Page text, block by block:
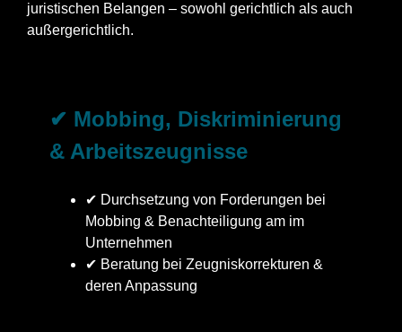
juristischen Belangen – sowohl gerichtlich als auch
außergerichtlich.
✔ Mobbing, Diskriminierung
& Arbeitszeugnisse
✔ Durchsetzung von Forderungen bei
Mobbing & Benachteiligung am im
Unternehmen
✔ Beratung bei Zeugniskorrekturen &
deren Anpassung